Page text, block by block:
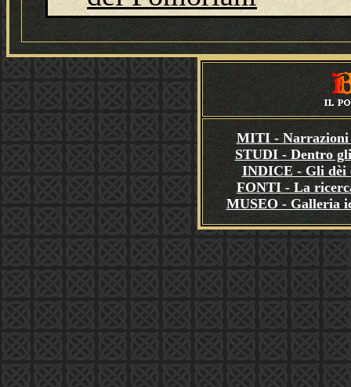
MITI - Narrazioni
STUDI - Dentro
INDICE - Gli dèi
FONTI - La
MUSEO - Galleria